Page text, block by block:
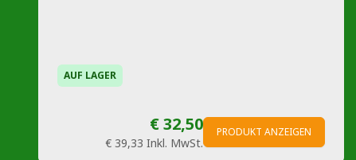
AUF LAGER
€ 32,50
€ 39,33 Inkl. MwSt.
PRODUKT ANZEIGEN